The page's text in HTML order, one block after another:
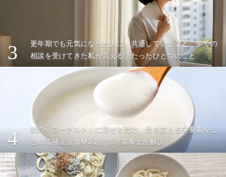
3
更年期でも元気になった人に、共通していたこと。多くの
相談を受けてきた私が言える、たったひとつのこと
4
朝の「ヨーグルト」に混ぜるだけ。骨を支える栄養素をま
とめて補える食材3選｜管理栄養士が解説